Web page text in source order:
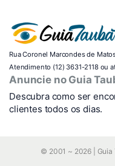
Rua Coronel Marcondes de
Atendimento (12) 3631-2118 ou
Anuncie no Guia
Descubra como ser
clientes todos os dias.
© 2001 ~ 2026 | Guia